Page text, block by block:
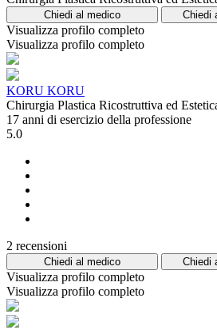
Chiedi al medico Chiedi
Visualizza profilo completo
Visualizza profilo completo
KORU KORU
Chirurgia Plastica Ricostruttiva ed
17 anni di esercizio della professione
5.0
2 recensioni
Chiedi al medico Chiedi
Visualizza profilo completo
Visualizza profilo completo